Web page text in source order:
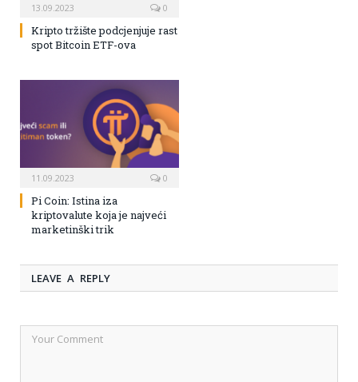
13.09.2023 0
Kripto tržište podcjenjuje rast
spot Bitcoin ETF-ova
11.09.2023 0
Pi Coin: Istina iza
kriptovalute koja je najveći
marketinški trik
LEAVE A REPLY